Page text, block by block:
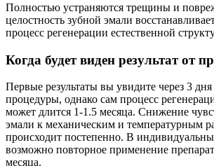
Полностью устраняются трещины и
целостность зубной эмали
процесс регенерации естественной
Когда будет виден результат от
Первые результаты вы увидите через 3 дня
процедуры, однако сам процесс
может длится 1-1.5 месяца. Снижение
эмали к механическим и температурным
происходит постепенно. В
возможно повторное применение
месяца.